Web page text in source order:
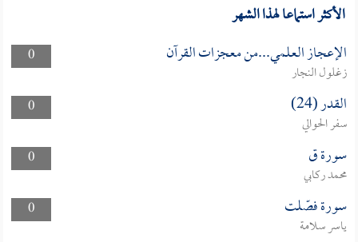
الأكثر استماعا لهذا الشهر
0 الإعجاز العلمي...من معجزات القرآن
زغلول النجار
0
القدر (24)
سفر الحوالي
0
سورة ق
محمد ركابي
0
سورة فصّلت
ياسر سلامة